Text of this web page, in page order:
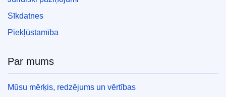
Sīkdatnes
Piekļūstamība
Par mums
Mūsu mērķis, redzējums un vērtības